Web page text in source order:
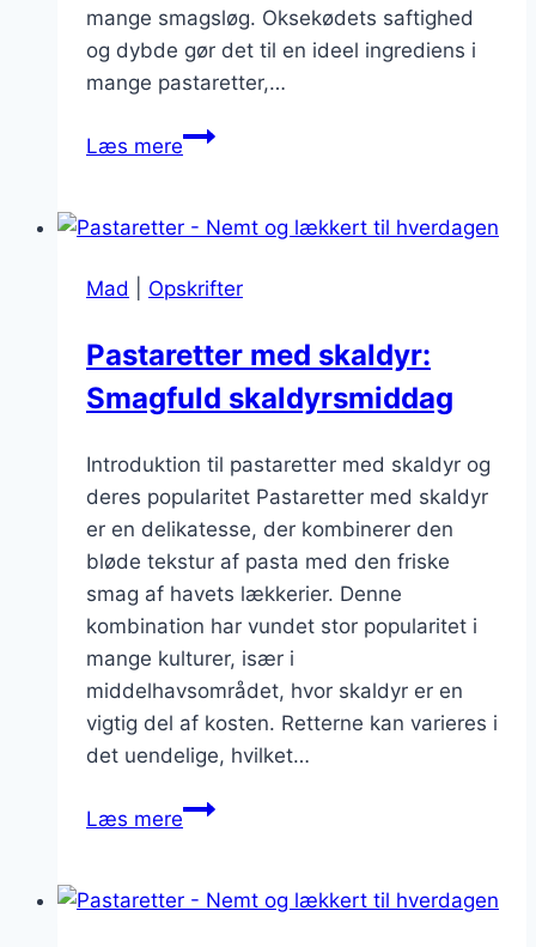
mange smagsløg. Oksekødets saftighed
og dybde gør det til en ideel ingrediens i
mange pastaretter,…
Læs merePastaretter
Stærk
fyldig
Mad Opskrifter
Pastaretter med skaldyr:
Smagfuld skaldyrsmiddag
Introduktion til pastaretter med skaldyr og
deres popularitet Pastaretter med skaldyr
er en delikatesse, der kombinerer den
bløde tekstur af pasta med den friske
smag af havets lækkerier. Denne
kombination har vundet stor popularitet i
mange kulturer, især i
middelhavsområdet, hvor skaldyr er en
vigtig del af kosten. Retterne kan varieres i
det uendelige, hvilket…
Læs merePastaretter
Smagfuld